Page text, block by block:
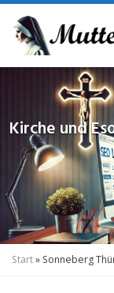
Skip
main
Kirche und
Start» Sonneberg